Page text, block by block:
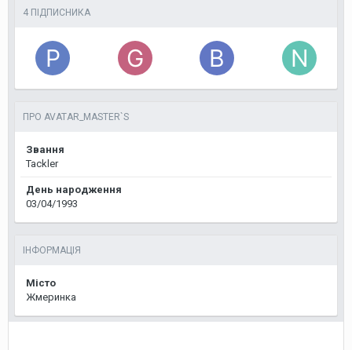
4 ПІДПИСНИКА
ПРО AVATAR_MASTER`S
Звання
Tackler
День народження
03/04/1993
ІНФОРМАЦІЯ
Місто
Жмеринка